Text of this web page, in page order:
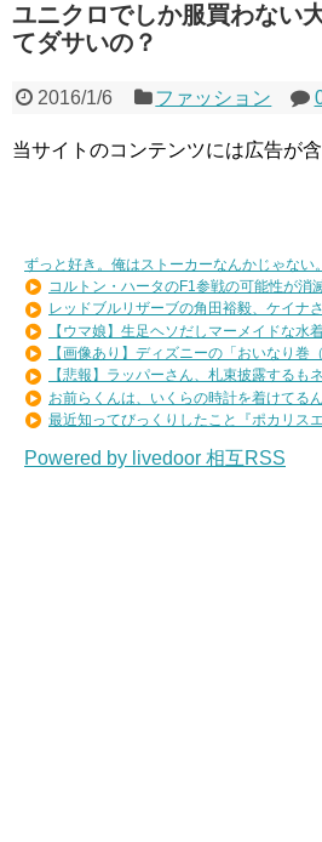
ユニクロでしか服買わない
てダサいの？
2016/1/6 ファッション
当サイトのコンテンツには広告が含
ずっと好き。俺はストーカーなんかじゃない。
コルトン・ハータのF1参戦の可能性が消
レッドブルリザーブの角田裕毅、ケイナ
【ウマ娘】生足ヘソだしマーメイドな水
【画像あり】ディズニーの「おいなり巻
【悲報】ラッパーさん、札束披露するも
お前らくんは、いくらの時計を着けてる
最近知ってびっくりしたこと『ポカリス
Powered by livedoor 相互RSS